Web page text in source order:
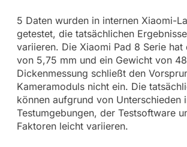
5 Daten wurden in internen Xiaomi-
getestet, die tatsächlichen
variieren. Die Xiaomi Pad 8 Serie hat
von 5,75 mm und ein Gewicht von
Dickenmessung schließt den
Kameramoduls nicht ein. Die
können aufgrund von Unterschieden
Testumgebungen, der Testsoftware
Faktoren leicht variieren.